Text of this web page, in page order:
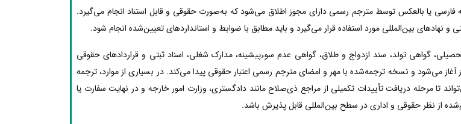
به فارسی یا بالعکس توسط مترجم رسمی دارای مجوز اطلاق می‌شود که به‌صورت حقوقی و قابل استناد انجام می‌گیرد.
و نهادهای بین‌المللی مورد استفاده قرار می‌گیرد و باید مطابق با ضوابط و استانداردهای تعیین‌شده انجام شود.
گواهی تولد، سند ازدواج و طلاق، گواهی عدم سوءپیشینه، مدارک شغلی، اسناد ثبتی و قراردادهای حقوقی
می‌شود و نسخه ترجمه‌شده با مهر و امضای مترجم رسمی اعتبار حقوقی پیدا می‌کند. در بسیاری از موارد، ترجمه
تا مرحله دریافت تأییدات تکمیلی از مراجع ذی‌صلاح مانند دادگستری، وزارت امور خارجه و در نهایت سفارت یا
از نظر حقوقی و اداری در سطح بین‌المللی قابل پذیرش باشد.